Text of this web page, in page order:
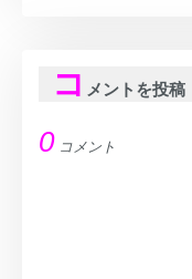
コ メントを投稿
0 コメント